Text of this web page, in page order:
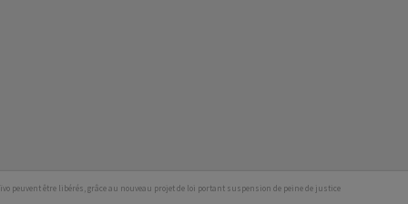
peuvent être libérés, grâce au nouveau projet de loi portant suspension de peine de justice